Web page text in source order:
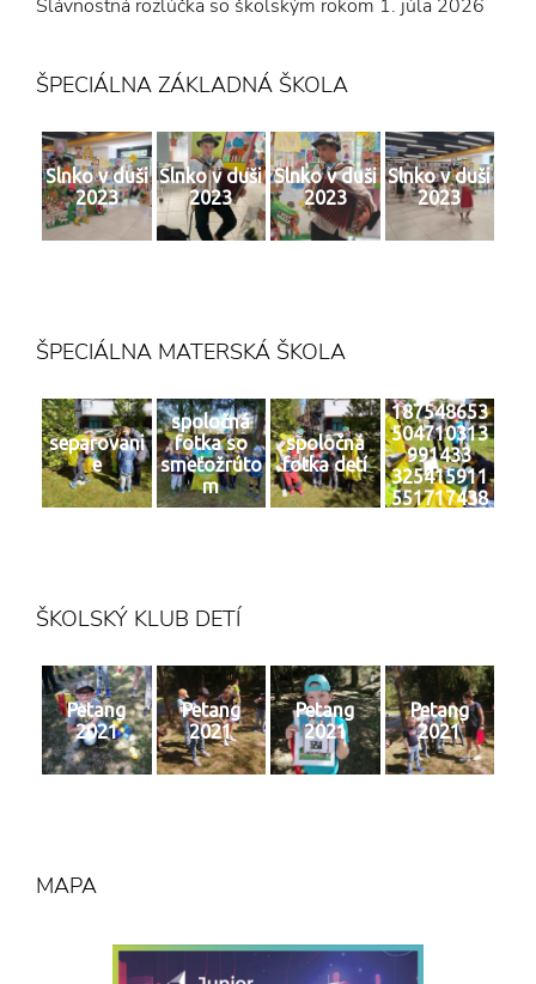
Slávnostná rozlúčka so školským rokom 1. júla 2026
ŠPECIÁLNA ZÁKLADNÁ ŠKOLA
Slnko v duši
2023
Slnko v duši
2023
Slnko v duši
2023
Slnko v duši
2023
ŠPECIÁLNA MATERSKÁ ŠKOLA
separovani
e
spoločná
fotka so
smeťožrúto
m
spoločná
fotka detí
187548653
504710313
991433
325415911
551717438
ŠKOLSKÝ KLUB DETÍ
Petang
2021
Petang
2021
Petang
2021
Petang
2021
MAPA